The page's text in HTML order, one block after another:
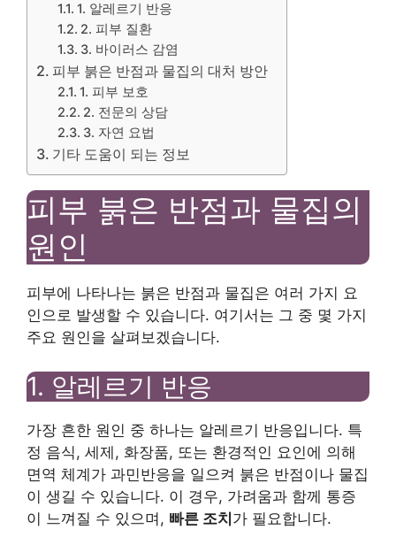
1. 알레르기 반응
2. 피부 질환
3. 바이러스 감염
피부 붉은 반점과 물집의 대처 방안
1. 피부 보호
2. 전문의 상담
3. 자연 요법
기타 도움이 되는 정보
피부 붉은 반점과 물집의
원인
피부에 나타나는 붉은 반점과 물집은 여러 가지 요
인으로 발생할 수 있습니다. 여기서는 그 중 몇 가지
주요 원인을 살펴보겠습니다.
1. 알레르기 반응
가장 흔한 원인 중 하나는 알레르기 반응입니다. 특
정 음식, 세제, 화장품, 또는 환경적인 요인에 의해
면역 체계가 과민반응을 일으켜 붉은 반점이나 물집
이 생길 수 있습니다. 이 경우, 가려움과 함께 통증
이 느껴질 수 있으며, 빠른 조치가 필요합니다.